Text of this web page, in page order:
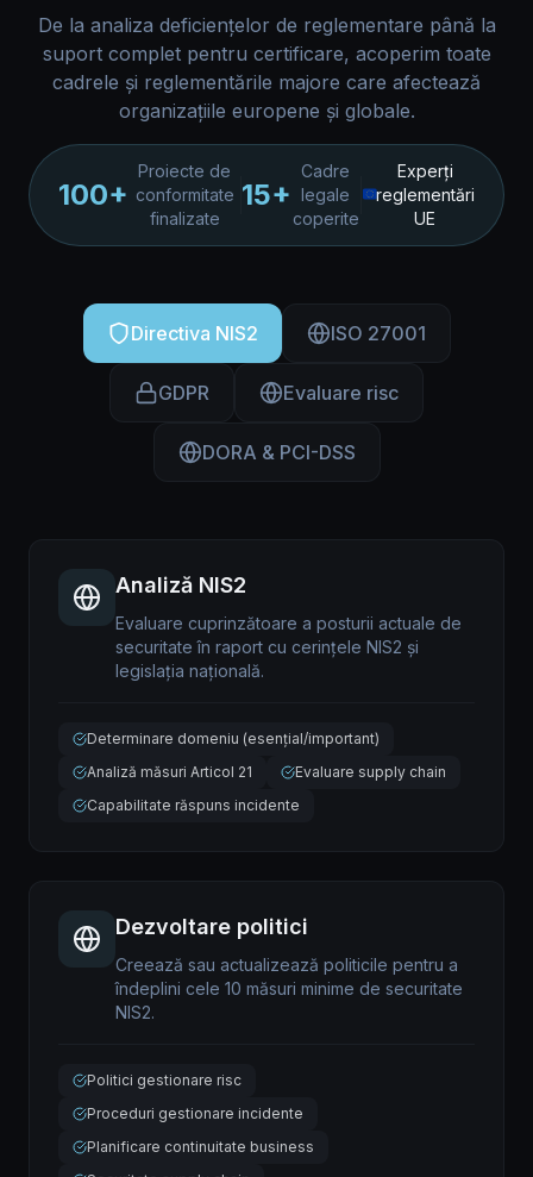
De la analiza deficiențelor de reglementare până la
suport complet pentru certificare, acoperim toate
cadrele și reglementările majore care afectează
organizațiile europene și globale.
100+
Proiecte de
conformitate
finalizate
15+
Cadre
legale
coperite
Experți
reglementări
UE
Directiva NIS2 ISO 27001
GDPR Evaluare risc
DORA & PCI-DSS
Analiză NIS2
Evaluare cuprinzătoare a posturii actuale de
securitate în raport cu cerințele NIS2 și
legislația națională.
Determinare domeniu (esențial/important)
Analiză măsuri Articol 21
Evaluare supply chain
Capabilitate răspuns incidente
Dezvoltare politici
Creează sau actualizează politicile pentru a
îndeplini cele 10 măsuri minime de securitate
NIS2.
Politici gestionare risc
Proceduri gestionare incidente
Planificare continuitate business